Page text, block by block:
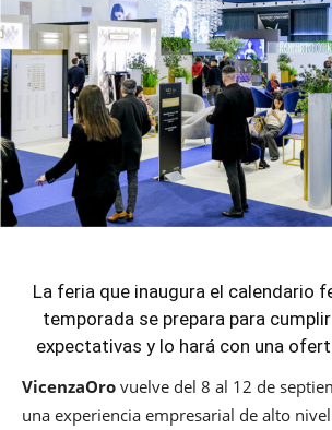
La feria que inaugura el calendario
temporada se prepara para
expectativas y lo hará con una
VicenzaOro vuelve del 8 al 12 de
una experiencia empresarial de alto